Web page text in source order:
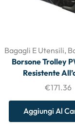
Bagagli E Utensili,
Borsone Trolley
Resistente
€171.36
Aggiungi Al